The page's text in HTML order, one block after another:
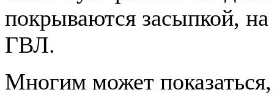
покрываются засыпкой,
ГВЛ.
Многим может